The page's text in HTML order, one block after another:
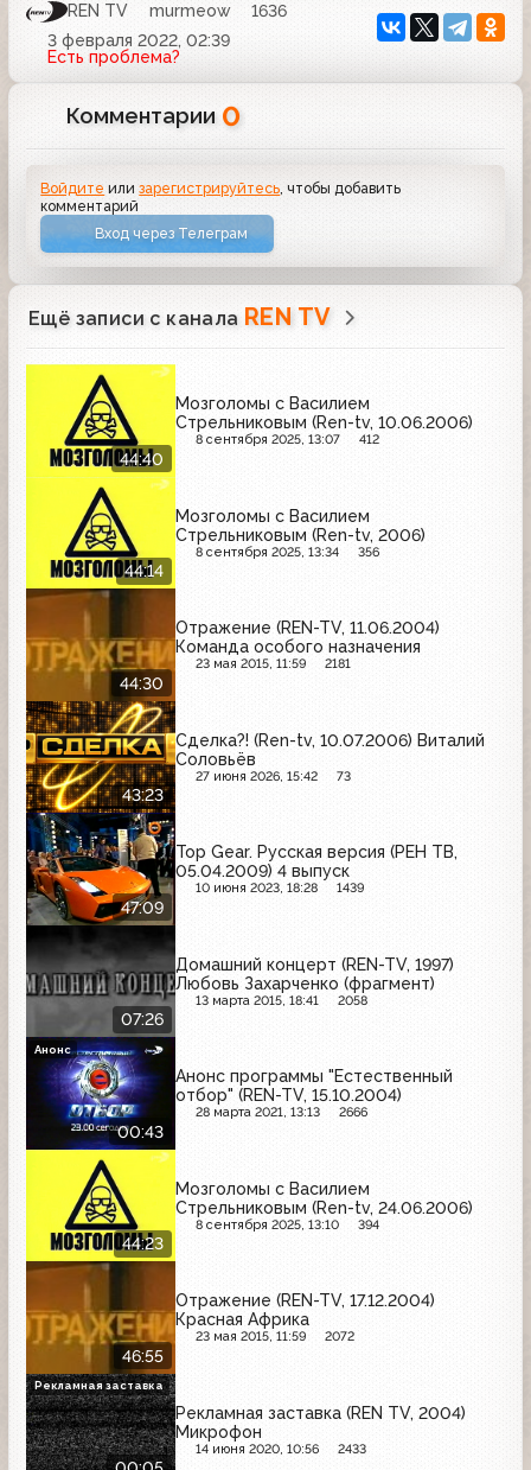
REN TV murmeow
1636
3 февраля 2022, 02:39
Есть проблема?
Комментарии 0
Войдите илизарегистрируйтесь , чтобы добавить
комментарий
Вход через Телеграм
Ещё записи с канала REN TV
44:40
Мозголомы с Василием
Стрельниковым (Ren-tv, 10.06.2006)
8 сентября 2025, 13:07 412
44:14
Мозголомы с Василием
Стрельниковым (Ren-tv, 2006)
8 сентября 2025, 13:34 356
44:30
Отражение (REN-TV, 11.06.2004)
Команда особого назначения
23 мая 2015, 11:59 2181
43:23
Сделка?! (Ren-tv, 10.07.2006) Виталий
Соловьёв
27 июня 2026, 15:42 73
47:09
Top Gear. Русская версия (РЕН ТВ,
05.04.2009) 4 выпуск
10 июня 2023, 18:28 1439
07:26
Домашний концерт (REN-TV, 1997)
Любовь Захарченко (фрагмент)
13 марта 2015, 18:41 2058
00:43
Анонс программы "Естественный
отбор" (REN-TV, 15.10.2004)
28 марта 2021, 13:13 2666
Анонс
44:23
Мозголомы с Василием
Стрельниковым (Ren-tv, 24.06.2006)
8 сентября 2025, 13:10 394
46:55
Отражение (REN-TV, 17.12.2004)
Красная Африка
23 мая 2015, 11:59 2072
Рекламная заставка (REN TV, 2004)
Микрофон
14 июня 2020, 10:56 2433
Рекламная заставка